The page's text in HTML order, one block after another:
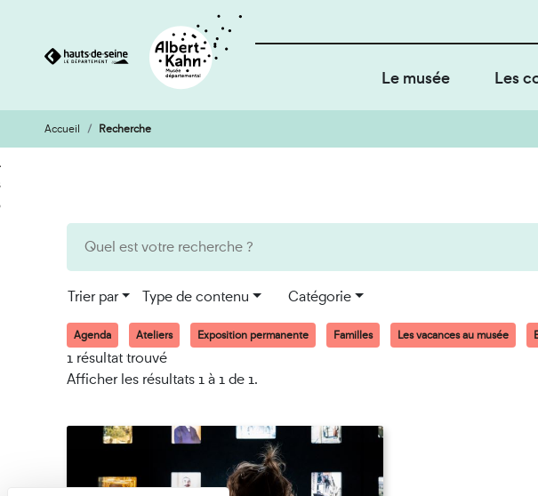
Aller
au
contenu
Aller
à
la
Le musée Les
Accueil Recherche
Trier par Type de contenu Catégorie
Agenda Ateliers Exposition permanente Familles Les vacances au musée
1 résultat trouvé
Afficher les résultats 1 à 1 de 1.